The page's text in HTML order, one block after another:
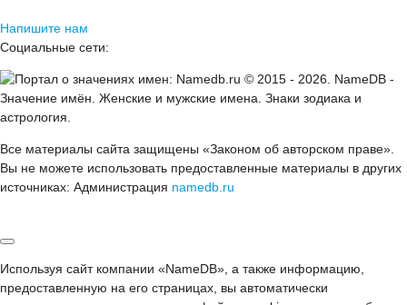
Напишите нам
Социальные сети:
© 2015 - 2026 NameDB -
Значение имён. Женские и мужские имена. Знаки зодиака и
астрология.
Все материалы сайта защищены «Законом об авторском праве».
Вы не можете использовать предоставленные материалы в других
источниках: Администрация namedb.ru
Используя сайт компании «NameDB», а также информацию,
предоставленную на его страницах, вы автоматически